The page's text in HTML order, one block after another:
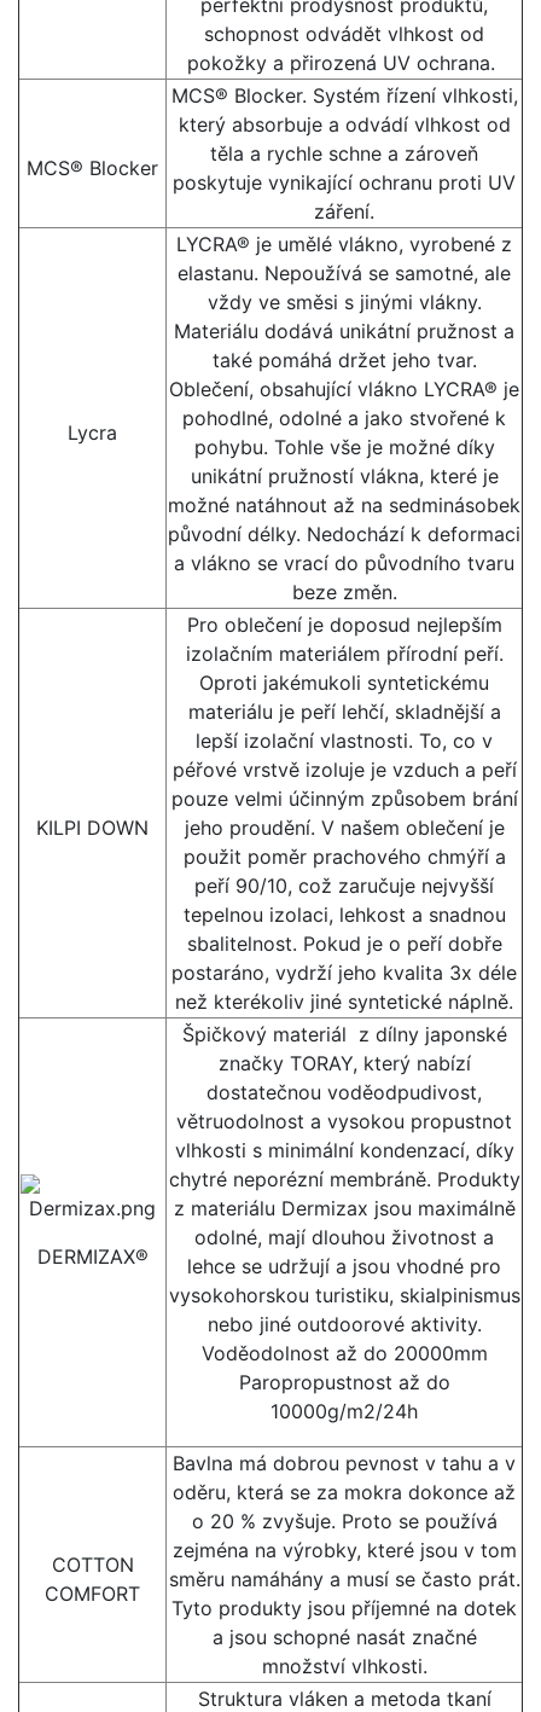
perfektní prodyšnost produktů,
schopnost odvádět vlhkost od
pokožky a přirozená UV ochrana.
MCS® Blocker
MCS® Blocker. Systém řízení vlhkosti,
který absorbuje a odvádí vlhkost od
těla a rychle schne a zároveň
poskytuje vynikající ochranu proti UV
záření.
Lycra
LYCRA® je umělé vlákno, vyrobené z
elastanu. Nepoužívá se samotné, ale
vždy ve směsi s jinými vlákny.
Materiálu dodává unikátní pružnost a
také pomáhá držet jeho tvar.
Oblečení, obsahující vlákno LYCRA® je
pohodlné, odolné a jako stvořené k
pohybu. Tohle vše je možné díky
unikátní pružností vlákna, které je
možné natáhnout až na sedminásobek
původní délky. Nedochází k deformaci
a vlákno se vrací do původního tvaru
beze změn.
KILPI DOWN
Pro oblečení je doposud nejlepším
izolačním materiálem přírodní peří.
Oproti jakémukoli syntetickému
materiálu je peří lehčí, skladnější a
lepší izolační vlastnosti. To, co v
péřové vrstvě izoluje je vzduch a peří
pouze velmi účinným způsobem brání
jeho proudění. V našem oblečení je
použit poměr prachového chmýří a
peří 90/10, což zaručuje nejvyšší
tepelnou izolaci, lehkost a snadnou
sbalitelnost. Pokud je o peří dobře
postaráno, vydrží jeho kvalita 3x déle
než kterékoliv jiné syntetické náplně.
DERMIZAX®
Špičkový materiál z dílny japonské
značky TORAY, který nabízí
dostatečnou voděodpudivost,
větruodolnost a vysokou propustnot
vlhkosti s minimální kondenzací, díky
chytré neporézní membráně. Produkty
z materiálu Dermizax jsou maximálně
odolné, mají dlouhou životnost a
lehce se udržují a jsou vhodné pro
vysokohorskou turistiku, skialpinismus
nebo jiné outdoorové aktivity.
Voděodolnost až do 20000mm
Paropropustnost až do
10000g/m2/24h
COTTON
COMFORT
Bavlna má dobrou pevnost v tahu a v
oděru, která se za mokra dokonce až
o 20 % zvyšuje. Proto se používá
zejména na výrobky, které jsou v tom
směru namáhány a musí se často prát.
Tyto produkty jsou příjemné na dotek
a jsou schopné nasát značné
množství vlhkosti.
Struktura vláken a metoda tkaní